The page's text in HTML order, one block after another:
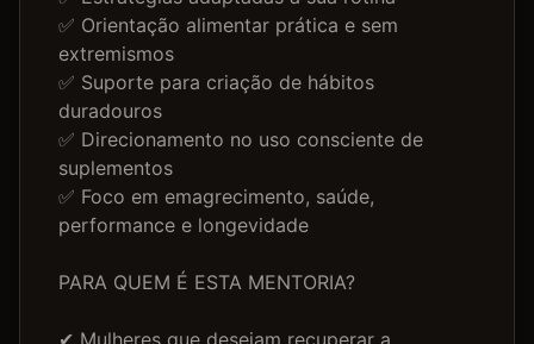
✅ Orientação alimentar prática e sem
extremismos
✅ Suporte para criação de hábitos
duradouros
✅ Direcionamento no uso consciente de
suplementos
✅ Foco em emagrecimento, saúde,
performance e longevidade
PARA QUEM É ESTA MENTORIA?
✔ Mulheres que desejam recuperar a